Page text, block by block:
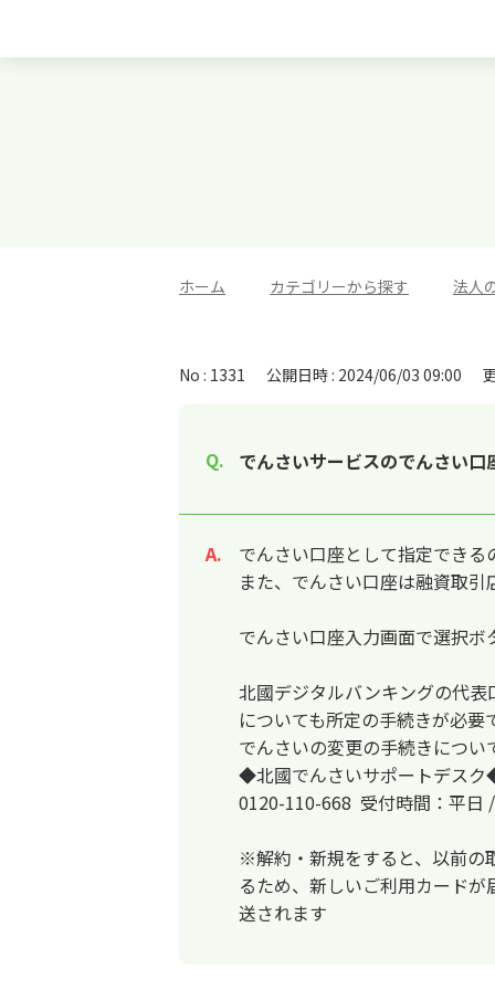
ホーム カテゴリーから探す 法人
No : 1331 公開日時 : 2024/06/03 09:00
でんさいサービスのでんさい
回答
でんさい口座として指定でき
また、でんさい口座は融資取引
でんさい口座入力画面で選択
北國デジタルバンキングの代
についても所定の手続きが必要
でんさいの変更の手続きにつ
◆北國でんさいサポートデス
0120-110-668 受付時間：平日
※解約・新規をすると、以前の
るため、新しいご利用カード
送されます